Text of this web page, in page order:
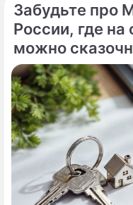
Забудьте про
России, где
можно